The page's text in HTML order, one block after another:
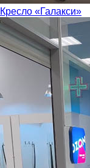
Кресло «Галакси»